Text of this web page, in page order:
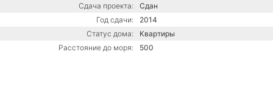
Сдача проекта:
Сдан
Год сдачи:
2014
Статус дома:
Квартиры
Расстояние до моря:
500